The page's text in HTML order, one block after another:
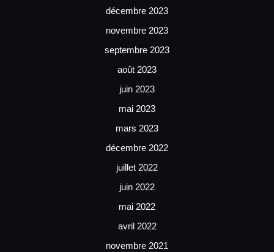
décembre 2023
novembre 2023
septembre 2023
août 2023
juin 2023
mai 2023
mars 2023
décembre 2022
juillet 2022
juin 2022
mai 2022
avril 2022
novembre 2021